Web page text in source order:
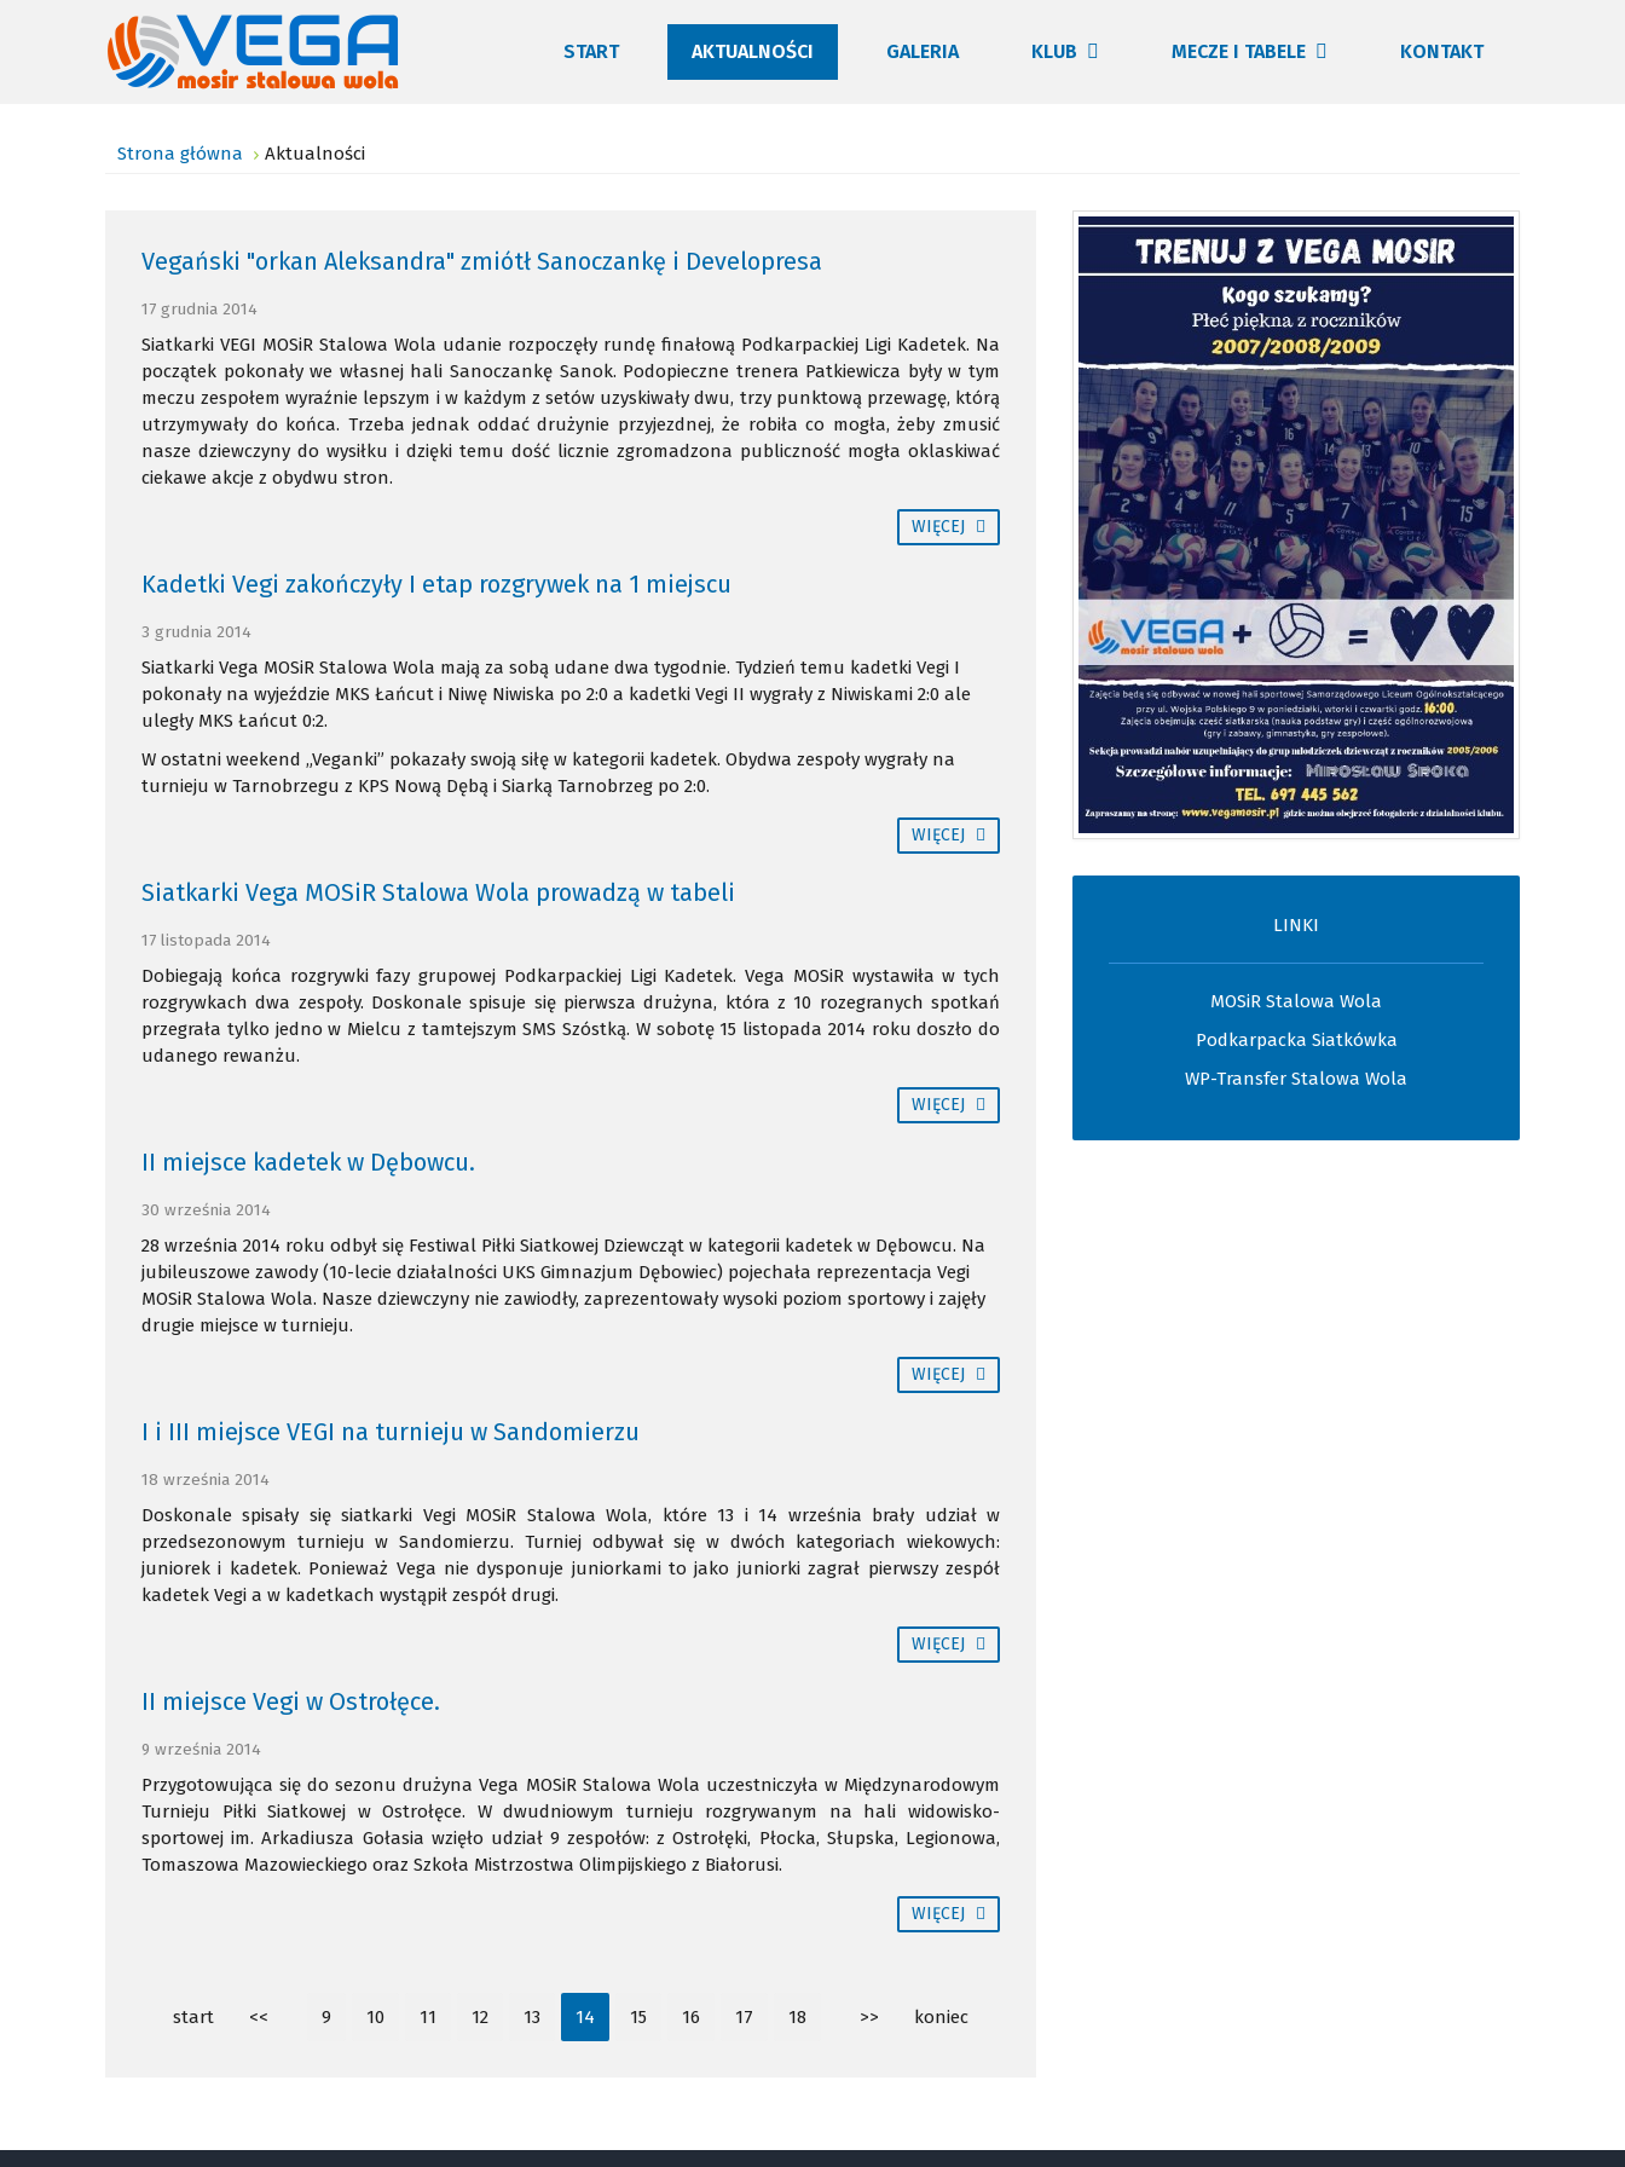
START AKTUALNOŚCI GALERIA KLUB MECZE I TABELE KONTAKT
Strona główna Aktualności
Vegański "orkan Aleksandra" zmiótł Sanoczankę i Developresa
17 grudnia 2014
Siatkarki VEGI MOSiR Stalowa Wola udanie rozpoczęły rundę finałową Podkarpackiej Ligi Kadetek. Na
początek pokonały we własnej hali Sanoczankę Sanok. Podopieczne trenera Patkiewicza były w tym
meczu zespołem wyraźnie lepszym i w każdym z setów uzyskiwały dwu, trzy punktową przewagę, którą
utrzymywały do końca. Trzeba jednak oddać drużynie przyjezdnej, że robiła co mogła, żeby zmusić
nasze dziewczyny do wysiłku i dzięki temu dość licznie zgromadzona publiczność mogła oklaskiwać
ciekawe akcje z obydwu stron.
WIĘCEJ
Kadetki Vegi zakończyły I etap rozgrywek na 1 miejscu
3 grudnia 2014
Siatkarki Vega MOSiR Stalowa Wola mają za sobą udane dwa tygodnie. Tydzień temu kadetki Vegi I
pokonały na wyjeździe MKS Łańcut i Niwę Niwiska po 2:0 a kadetki Vegi II wygrały z Niwiskami 2:0 ale
uległy MKS Łańcut 0:2.
W ostatni weekend „Veganki” pokazały swoją siłę w kategorii kadetek. Obydwa zespoły wygrały na
turnieju w Tarnobrzegu z KPS Nową Dębą i Siarką Tarnobrzeg po 2:0.
WIĘCEJ
Siatkarki Vega MOSiR Stalowa Wola prowadzą w tabeli
17 listopada 2014
Dobiegają końca rozgrywki fazy grupowej Podkarpackiej Ligi Kadetek. Vega MOSiR wystawiła w tych
rozgrywkach dwa zespoły. Doskonale spisuje się pierwsza drużyna, która z 10 rozegranych spotkań
przegrała tylko jedno w Mielcu z tamtejszym SMS Szóstką. W sobotę 15 listopada 2014 roku doszło do
udanego rewanżu.
WIĘCEJ
II miejsce kadetek w Dębowcu.
30 września 2014
28 września 2014 roku odbył się Festiwal Piłki Siatkowej Dziewcząt w kategorii kadetek w Dębowcu. Na
jubileuszowe zawody (10-lecie działalności UKS Gimnazjum Dębowiec) pojechała reprezentacja Vegi
MOSiR Stalowa Wola. Nasze dziewczyny nie zawiodły, zaprezentowały wysoki poziom sportowy i zajęły
drugie miejsce w turnieju.
WIĘCEJ
I i III miejsce VEGI na turnieju w Sandomierzu
18 września 2014
Doskonale spisały się siatkarki Vegi MOSiR Stalowa Wola, które 13 i 14 września brały udział w
przedsezonowym turnieju w Sandomierzu. Turniej odbywał się w dwóch kategoriach wiekowych:
juniorek i kadetek. Ponieważ Vega nie dysponuje juniorkami to jako juniorki zagrał pierwszy zespół
kadetek Vegi a w kadetkach wystąpił zespół drugi.
WIĘCEJ
II miejsce Vegi w Ostrołęce.
9 września 2014
Przygotowująca się do sezonu drużyna Vega MOSiR Stalowa Wola uczestniczyła w Międzynarodowym
Turnieju Piłki Siatkowej w Ostrołęce. W dwudniowym turnieju rozgrywanym na hali widowisko-
sportowej im. Arkadiusza Gołasia wzięło udział 9 zespołów: z Ostrołęki, Płocka, Słupska, Legionowa,
Tomaszowa Mazowieckiego oraz Szkoła Mistrzostwa Olimpijskiego z Białorusi.
WIĘCEJ
start << 9 10 11 12 13 14 15 16 17 18 >> koniec
LINKI
MOSiR Stalowa Wola
Podkarpacka Siatkówka
WP-Transfer Stalowa Wola